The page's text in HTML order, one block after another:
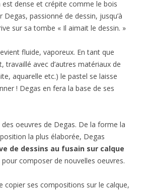
dense et crépite comme le bois
passionné de dessin, jusqu’à
sur sa tombe « Il aimait le dessin. »
fluide, vaporeux. En tant que
travaillé avec d’autres matériaux de
aquarelle etc.) le pastel se laisse
! Degas en fera la base de ses
des oeuvres de Degas. De la forme la
la plus élaborée, Degas
de dessins au fusain sur calque
pour composer de nouvelles oeuvres.
copier ses compositions sur le calque,